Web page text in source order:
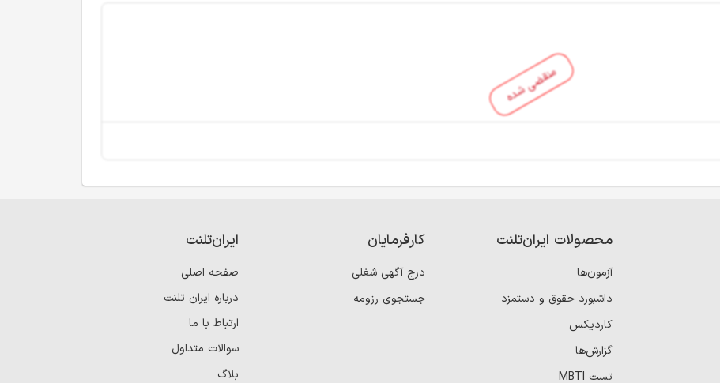
منقضی شده
محصولات ایران‌تلنت
آزمون‌ها
داشبورد حقوق و دستمزد
کاردیکس
گزارش‌ها
تست MBTI
کارفرمایان
درج آگهی شغلی
جستجوی رزومه
ایران‌تلنت
صفحه اصلی
درباره ایران تلنت
ارتباط با ما
سوالات متداول
بلاگ